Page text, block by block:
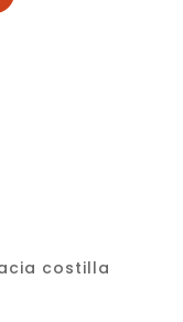
costilla